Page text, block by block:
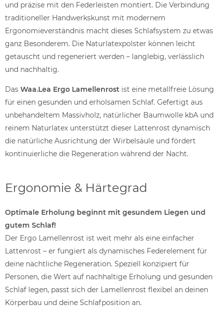
und präzise mit den Federleisten montiert. Die Verbindung
traditioneller Handwerkskunst mit modernem
Ergonomieverständnis macht dieses Schlafsystem zu etwas
ganz Besonderem. Die Naturlatexpolster können leicht
getauscht und regeneriert werden – langlebig, verlässlich
und nachhaltig.
Das Waa.Lea Ergo Lamellenrost ist eine metallfreie Lösung
für einen gesunden und erholsamen Schlaf. Gefertigt aus
unbehandeltem Massivholz, natürlicher Baumwolle kbA und
reinem Naturlatex unterstützt dieser Lattenrost dynamisch
die natürliche Ausrichtung der Wirbelsäule und fördert
kontinuierliche die Regeneration während der Nacht.
Ergonomie & Härtegrad
Optimale Erholung beginnt mit gesundem Liegen und
gutem Schlaf!
Der Ergo Lamellenrost ist weit mehr als eine einfacher
Lattenrost – er fungiert als dynamisches Federelement für
deine nächtliche Regeneration. Speziell konzipiert für
Personen, die Wert auf nachhaltige Erholung und gesunden
Schlaf legen, passt sich der Lamellenrost flexibel an deinen
Körperbau und deine Schlafposition an.